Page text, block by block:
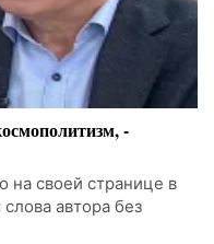
-
на своей странице в
автора без